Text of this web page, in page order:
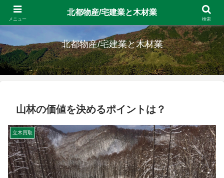
留萌の宅建業と十勝の素材生産 北海道拠点の会社です。
北都物産/宅建業と木材業
山林の価値を決めるポイントは？
立木買取
メニュー
北都物産/宅建業と木材業
検索